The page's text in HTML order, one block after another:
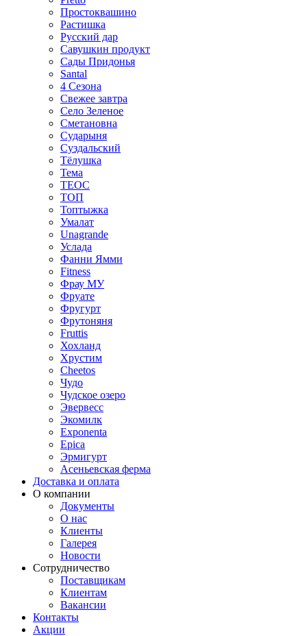
Простоквашино
Растишка
Русский дар
Савушкин продукт
Сады Придонья
Santal
4 Сезона
Свежее завтра
Село Зеленое
Сметановна
Сударыня
Суздальский
Тёлушка
Тема
ТЕОС
ТОП
Топтыжка
Умалат
Unagrande
Услада
Фанни Ямми
Fitness
Фрау МУ
Фруате
Фругурт
Фрутоняня
Fruttis
Хохланд
Хрустим
Cheetos
Чудо
Чудское озеро
Эвервесс
Экомилк
Exponenta
Epica
Эрмигурт
Асеньевская ферма
Доставка и оплата
О компании
Документы
О нас
Клиенты
Галерея
Новости
Сотрудничество
Поставщикам
Клиентам
Вакансии
Контакты
Акции